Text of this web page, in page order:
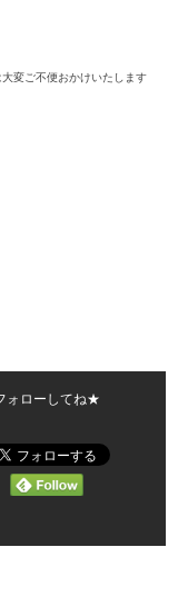
変ご不便おかけいたします
ォローしてね★